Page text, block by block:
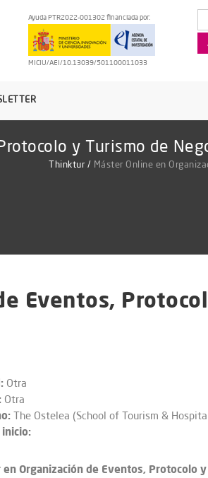
Ayuda PTR2022-001302 financiada por:
MICIU/AEI/10.13039/501100011033
y Turismo de
Thinktur / Máster Online en
Eventos,
Otra
Otra
The Ostelea (School of Tourism &
inicio:
en Organización de Eventos, Protocolo